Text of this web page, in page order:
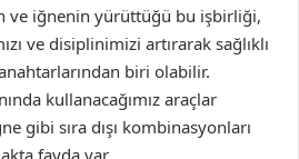
ve iğnenin yürüttüğü bu işbirliği,
ve disiplinimizi artırarak sağlıklı
biri olabilir.
kullanacağımız araçlar
gibi sıra dışı kombinasyonları
fayda var.